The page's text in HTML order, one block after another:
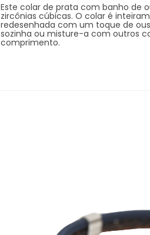
Este colar de prata com banho de
zircônias cúbicas. O colar é
redesenhada com um toque de
sozinha ou misture-a com outros
comprimento.